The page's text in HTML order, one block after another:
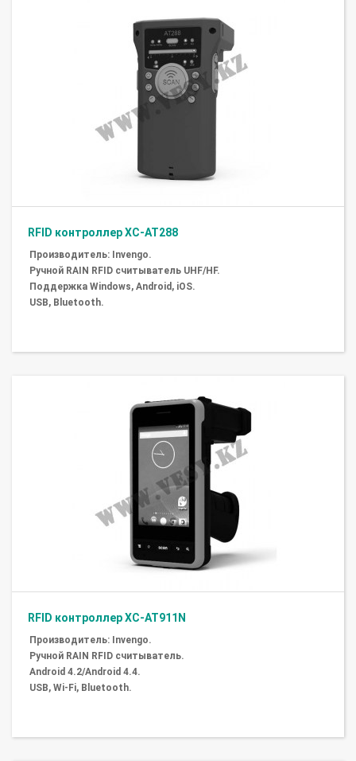
RFID контроллер XC-AT288
Производитель: Invengo.
Ручной RAIN RFID считыватель UHF/HF.
Поддержка Windows, Android, iOS.
USB, Bluetooth.
RFID контроллер XC-AT911N
Производитель: Invengo.
Ручной RAIN RFID считыватель.
Android 4.2/Android 4.4.
USB, Wi-Fi, Bluetooth.